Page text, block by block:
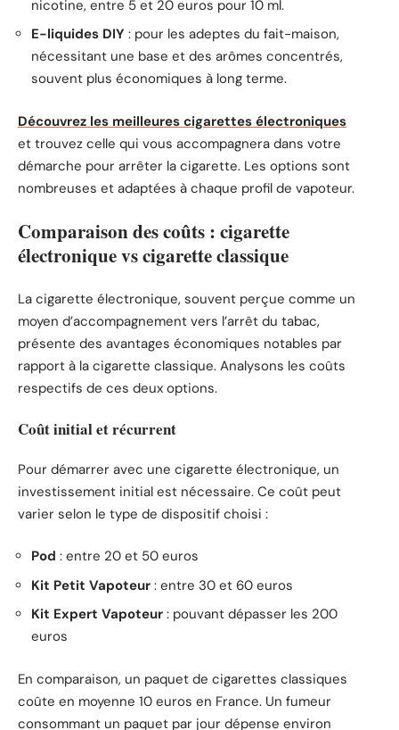
nicotine, entre 5 et 20 euros pour 10 ml.
E-liquides DIY : pour les adeptes du fait-maison,
nécessitant une base et des arômes concentrés,
souvent plus économiques à long terme.
Découvrez les meilleures cigarettes électroniques
et trouvez celle qui vous accompagnera dans votre
démarche pour arrêter la cigarette. Les options sont
nombreuses et adaptées à chaque profil de vapoteur.
Comparaison des coûts : cigarette
électronique vs cigarette classique
La cigarette électronique, souvent perçue comme un
moyen d’accompagnement vers l’arrêt du tabac,
présente des avantages économiques notables par
rapport à la cigarette classique. Analysons les coûts
respectifs de ces deux options.
Coût initial et récurrent
Pour démarrer avec une cigarette électronique, un
investissement initial est nécessaire. Ce coût peut
varier selon le type de dispositif choisi :
Pod : entre 20 et 50 euros
Kit Petit Vapoteur : entre 30 et 60 euros
Kit Expert Vapoteur : pouvant dépasser les 200
euros
En comparaison, un paquet de cigarettes classiques
coûte en moyenne 10 euros en France. Un fumeur
consommant un paquet par jour dépense environ